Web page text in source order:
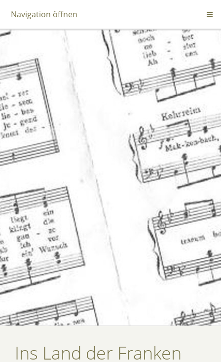
Navigation öffnen
Ins Land der Franken